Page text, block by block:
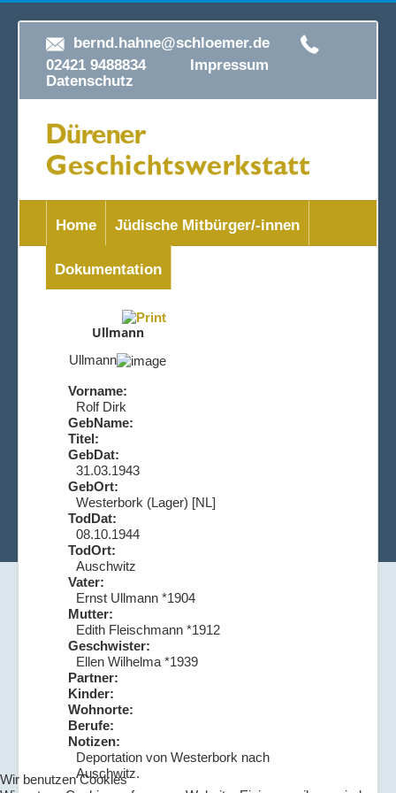
bernd.hahne@schloemer.de
02421 9488834 Impressum
Datenschutz
Home Jüdische Mitbürger/-innen
Dokumentation
Ullmann
Ullmann
Vorname:
Rolf Dirk
GebName:
Titel:
GebDat:
31.03.1943
GebOrt:
Westerbork (Lager) [NL]
TodDat:
08.10.1944
TodOrt:
Auschwitz
Vater:
Ernst Ullmann *1904
Mutter:
Edith Fleischmann *1912
Geschwister:
Ellen Wilhelma *1939
Partner:
Kinder:
Wohnorte:
Berufe:
Notizen:
Deportation von Westerbork nach
Auschwitz.
Wir benutzen Cookies